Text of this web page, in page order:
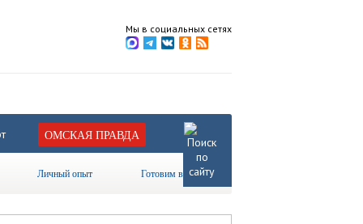
Мы в социальных сетях
ОМСКАЯ ПРАВДА
Личный опыт Готовим вместе